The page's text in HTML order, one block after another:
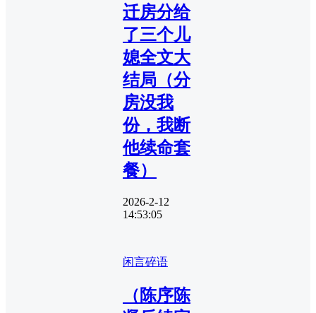
迁房分给
了三个儿
媳全文大
结局（分
房没我
份，我断
他续命套
餐）
2026-2-12
14:53:05
闲言碎语
（陈序陈